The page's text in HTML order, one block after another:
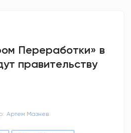
Переработки» в
правительству
Артем Мазнев